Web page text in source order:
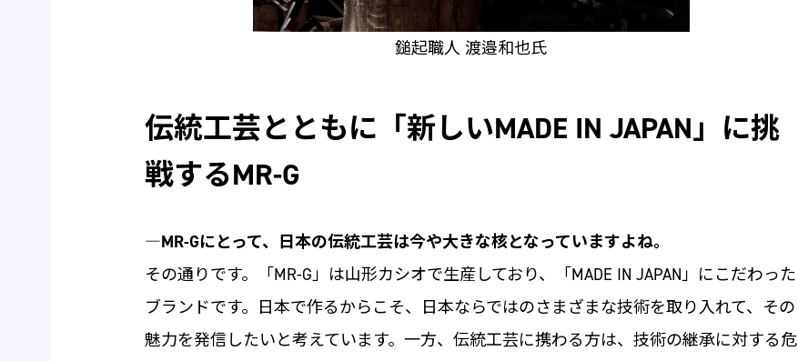
鎚起職人 渡邉和也氏
伝統工芸とともに「新しいMADE IN JAPAN」に挑
戦するMR-G
―MR-Gにとって、日本の伝統工芸は今や大きな核となっていますよね。
その通りです。「MR-G」は山形カシオで生産しており、「MADE IN JAPAN」にこだわった
ブランドです。日本で作るからこそ、日本ならではのさまざまな技術を取り入れて、その
魅力を発信したいと考えています。一方、伝統工芸に携わる方は、技術の継承に対する危